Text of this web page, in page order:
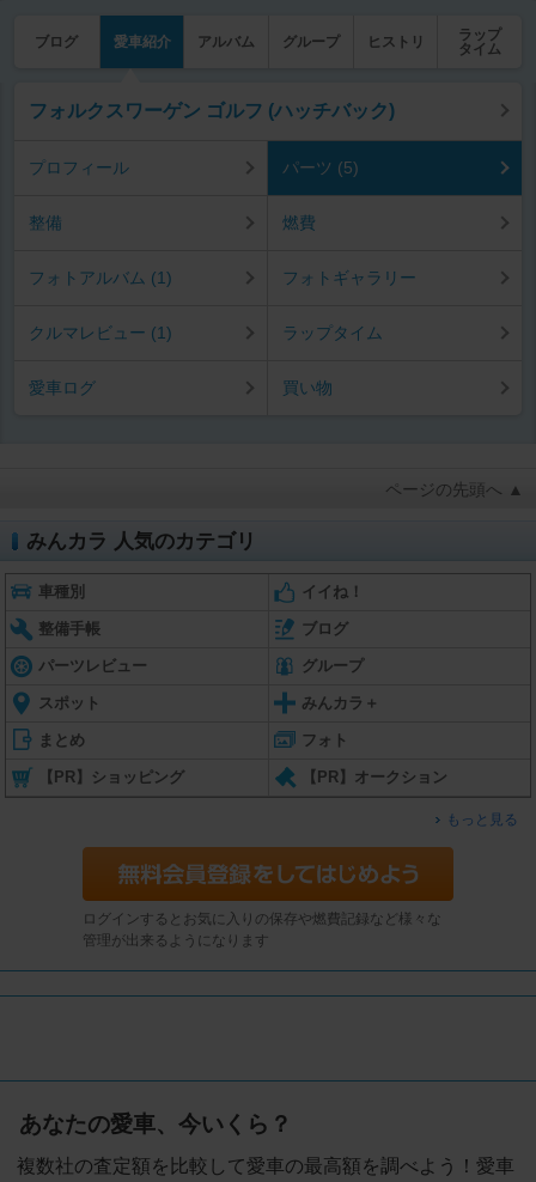
ブログ 愛車紹介 アルバム グループ ヒストリ
ラップ
タイム
フォルクスワーゲン ゴルフ (ハッチバック)
プロフィール パーツ (5)
整備 燃費
フォトアルバム (1) フォトギャラリー
クルマレビュー (1) ラップタイム
愛車ログ 買い物
ページの先頭へ ▲
みんカラ 人気のカテゴリ
車種別 イイね！
整備手帳 ブログ
パーツレビュー グループ
スポット みんカラ＋
まとめ フォト
【PR】ショッピング 【PR】オークション
もっと見る
ログインするとお気に入りの保存や燃費記録など様々な
管理が出来るようになります
あなたの愛車、今いくら？
複数社の査定額を比較して愛車の最高額を調べよう！愛車